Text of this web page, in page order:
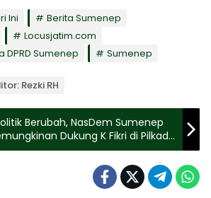
Ini
Berita Sumenep
Locusjatim.com
DPRD Sumenep
Sumenep
Rezki RH
Berubah, NasDem Sumenep
Dukung K Fikri di Pilkada